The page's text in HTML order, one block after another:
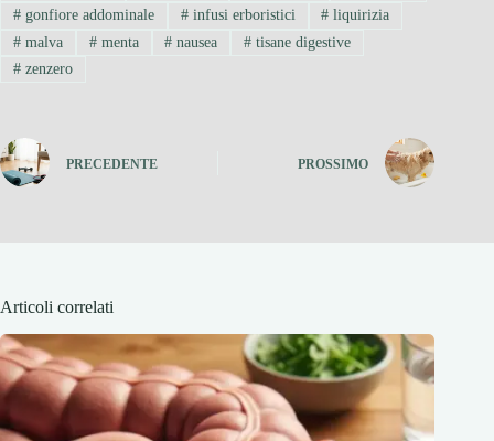
#gonfiore addominale #infusi erboristici # liquirizia
#malva #menta # nausea # tisane digestive
#zenzero
PRECEDENTE PROSSIMO
Articoli correlati